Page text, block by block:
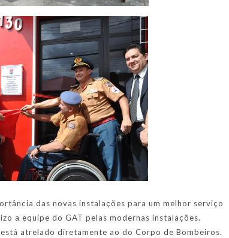
das novas instalações para um melhor serviço
a equipe do GAT pelas modernas instalações.
atrelado diretamente ao do Corpo de Bombeiros.